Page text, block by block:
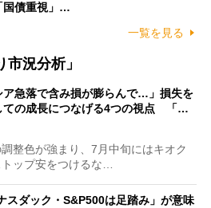
債重視」…
一覧を見る
況分析」
ア急落で含み損が膨らんで…」損失を
ての成長につなげる4つの視点 「…
整色が強まり、7月中旬にはキオク
ップ安をつけるな…
スダック・S&P500は足踏み」が意味